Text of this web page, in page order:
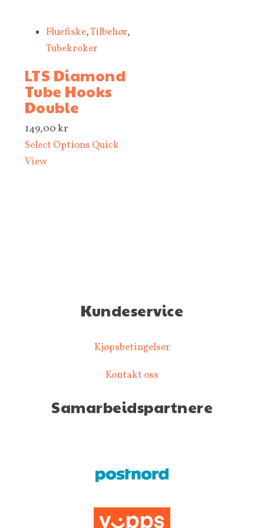
Fluefiske,Tilbehør,
Tubekroker
LTS Diamond
Tube Hooks
Double
149,00kr
Select Options Quick
View
Kundeservice
Kjøpsbetingelser
Kontakt oss
Samarbeidspartnere